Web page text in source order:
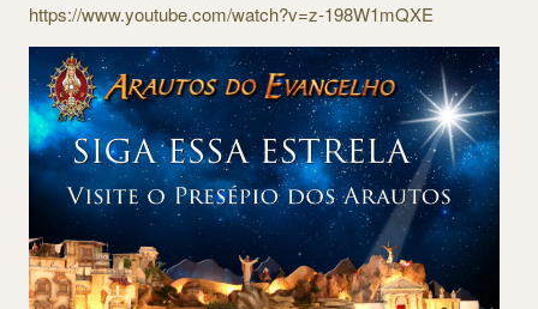
https://www.youtube.com/watch?v=z-198W1mQXE